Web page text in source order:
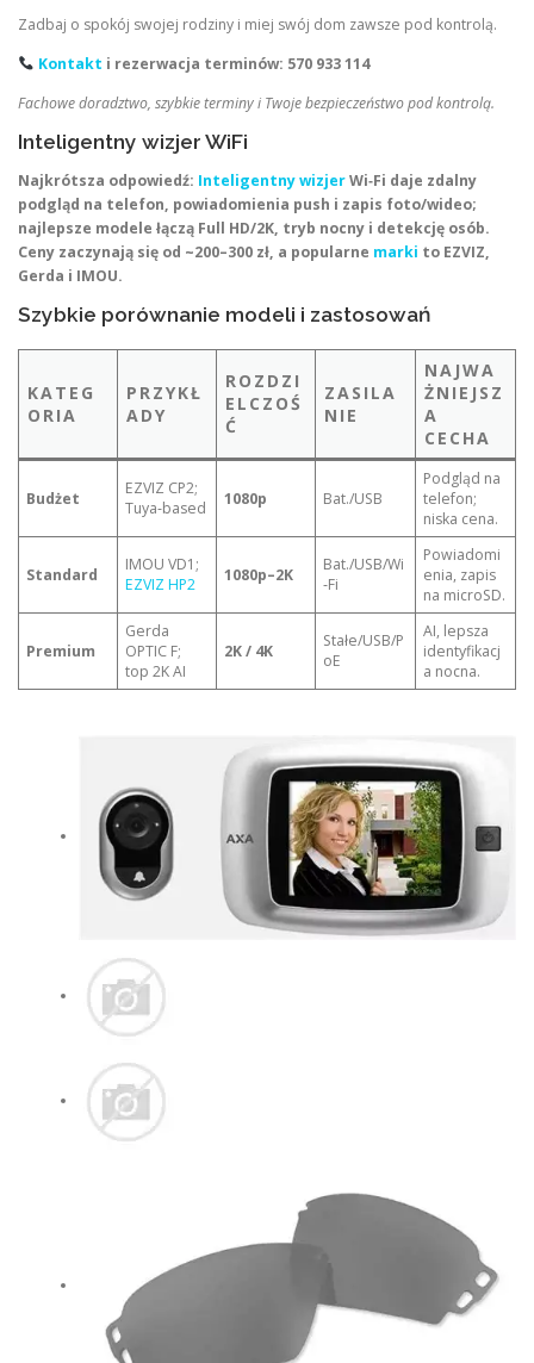
Zadbaj o spokój swojej rodziny i miej swój dom zawsze pod kontrolą.
Kontakt i rezerwacja terminów: 570 933 114
Fachowe doradztwo, szybkie terminy i Twoje bezpieczeństwo pod kontrolą.
Inteligentny wizjer WiFi
Najkrótsza odpowiedź: Inteligentny wizjerWi‑Fi daje zdalny
podgląd na telefon, powiadomienia push i zapis foto/wideo;
najlepsze modele łączą Full HD/2K, tryb nocny i detekcję osób.
Ceny zaczynają się od ~200–300 zł, a popularne marki to EZVIZ,
Gerda i IMOU.
Szybkie porównanie modeli i zastosowań
KATEG
ORIA
PRZYKŁ
ADY
ROZDZI
ELCZOŚ
Ć
ZASILA
NIE
NAJWA
ŻNIEJSZ
A
CECHA
Budżet
EZVIZ CP2;
Tuya‑based
1080p Bat./USB
Podgląd na
telefon;
niska cena.
Standard
IMOU VD1;
EZVIZ HP2
1080p–2K
Bat./USB/Wi
‑Fi
Powiadomi
enia, zapis
na microSD.
Premium
Gerda
OPTIC F;
top 2K AI
2K / 4K
Stałe/USB/P
oE
AI, lepsza
identyfikacj
a nocna.